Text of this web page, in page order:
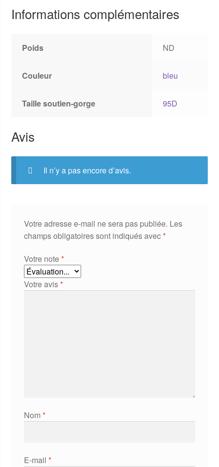
Informations complémentaires
Poids ND
Couleur bleu
Taille soutien-gorge 95D
Avis
Il n’y a pas encore d’avis.
Votre adresse e-mail ne sera pas publiée. Les
champs obligatoires sont indiqués avec*
Votre note*
Votre avis*
Nom *
E-mail *